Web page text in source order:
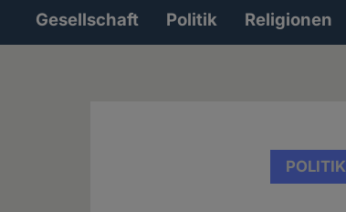
Hauptnavigation
Gesellschaft Politik Religionen
POLITIK